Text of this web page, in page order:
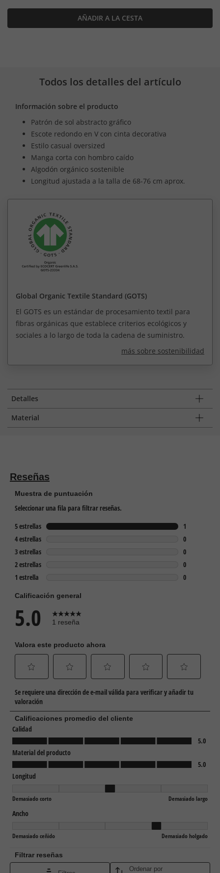
AÑADIR A LA CESTA
Todos los detalles del artículo
Información sobre el producto
Patrón de sol abstracto gráfico
Escote redondo en V con cinta decorativa
Estilo casual oversized
Manga corta con hombro caído
Algodón orgánico sostenible
Longitud ajustada a la talla de 68-76 cm aprox.
Global Organic Textile Standard (GOTS)
El GOTS es un estándar de procesamiento textil para
fibras orgánicas que establece criterios ecológicos y
sociales a lo largo de toda la cadena de suministro.
más sobre sostenibilidad
Detalles
Material